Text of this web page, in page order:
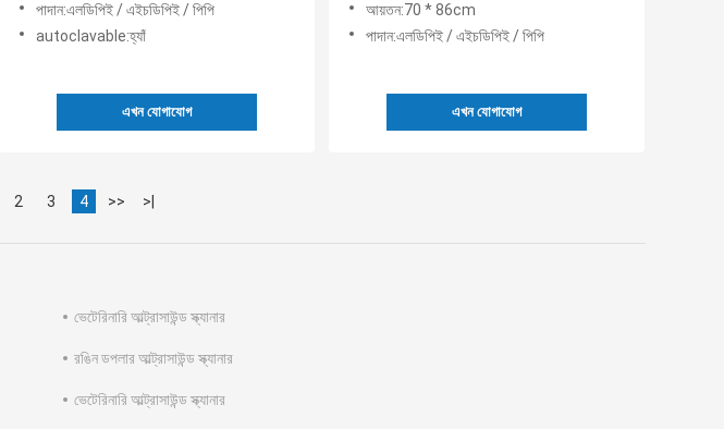
পাদান:এলডিপিই / এইচডিপিই / পিপি
autoclavable:হ্যাঁ
এখন যোগাযোগ
আয়তন:70 * 86cm
পাদান:এলডিপিই / এইচডিপিই / পিপি
এখন যোগাযোগ
2 3 4 >> >|
ভেটেরিনারি আল্ট্রাসাউন্ড স্ক্যানার
রঙিন ডপলার আল্ট্রাসাউন্ড স্ক্যানার
ভেটেরিনারি আল্ট্রাসাউন্ড স্ক্যানার